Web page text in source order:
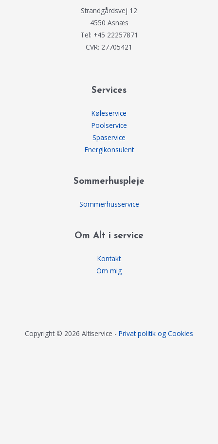
Strandgårdsvej 12
4550 Asnæs
Tel: +45 22257871
CVR: 27705421
Services
Køleservice
Poolservice
Spaservice
Energikonsulent
Sommerhuspleje
Sommerhusservice
Om Alt i service
Kontakt
Om mig
Copyright © 2026 Altiservice - Privat politik og Cookies